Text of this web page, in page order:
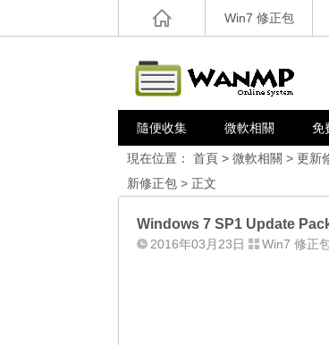
Win7 修正包
隨便收集 微軟相關 免
現在位置： 首頁 > 微軟相關 > 更新
新修正包 > 正文
Windows 7 SP1 Update
2016年03月23日 Win7 修正